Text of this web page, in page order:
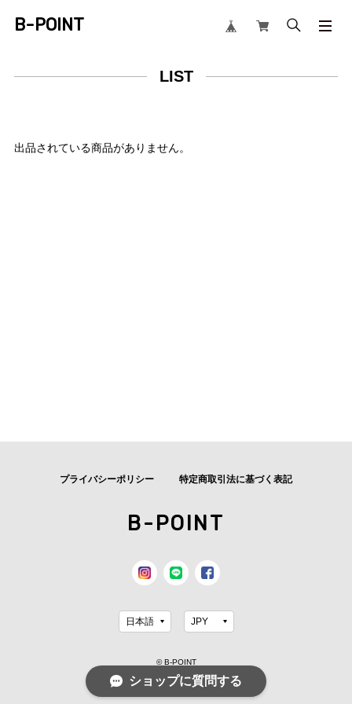
B-POINT
LIST
出品されている商品がありません。
プライバシーポリシー 特定商取引法に基づく表記
B-POINT
© B-POINT
ショップに質問する